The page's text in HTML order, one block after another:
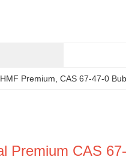
Premium , CAS 67-47-0
Premium CAS